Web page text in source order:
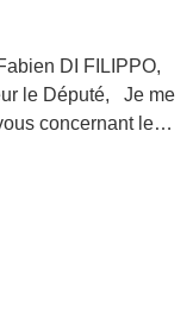
DI FILIPPO,
le Député, Je me
concernant le…